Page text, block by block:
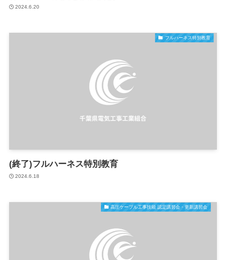
2024.6.20
フルハーネス特別教育
(終了)フルハーネス特別教育
2024.6.18
高圧ケーブル工事技能 認定講習会・更新講習会